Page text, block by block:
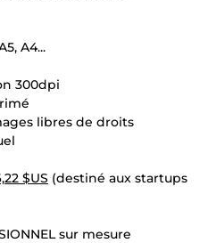
A4...
300dpi
libres de droits
$US (destiné aux startups
sur mesure